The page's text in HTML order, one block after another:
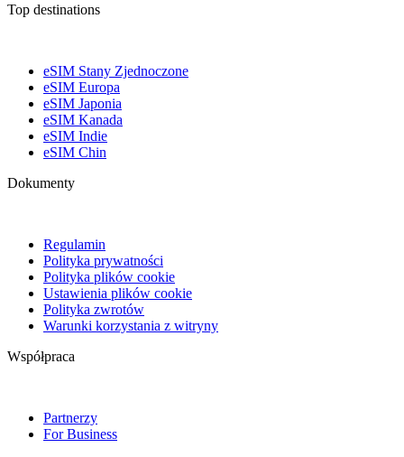
Top destinations
eSIM Stany Zjednoczone
eSIM Europa
eSIM Japonia
eSIM Kanada
eSIM Indie
eSIM Chin
Dokumenty
Regulamin
Polityka prywatności
Polityka plików cookie
Ustawienia plików cookie
Polityka zwrotów
Warunki korzystania z witryny
Współpraca
Partnerzy
For Business